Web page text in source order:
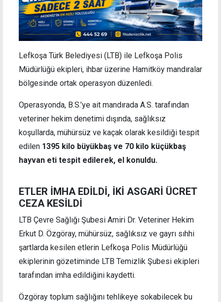
Lefkoşa Türk Belediyesi (LTB) ile Lefkoşa Polis
Müdürlüğü ekipleri, ihbar üzerine Hamitköy mandıralar
bölgesinde ortak operasyon düzenledi.
Operasyonda, B.S.’ye ait mandırada A.S. tarafından
veteriner hekim denetimi dışında, sağlıksız
koşullarda, mühürsüz ve kaçak olarak kesildiği tespit
edilen 1395 kilo büyükbaş ve 70 kilo küçükbaş
hayvan eti tespit edilerek, el konuldu.
ETLER İMHA EDİLDİ, İKİ ASGARİ ÜCRET
CEZA KESİLDİ
LTB Çevre Sağlığı Şubesi Amiri Dr. Veteriner Hekim
Erkut D. Özgöray, mühürsüz, sağlıksız ve gayrı sıhhi
şartlarda kesilen etlerin Lefkoşa Polis Müdürlüğü
ekiplerinin gözetiminde LTB Temizlik Şubesi ekipleri
tarafından imha edildiğini kaydetti.
Özgöray toplum sağlığını tehlikeye sokabilecek bu